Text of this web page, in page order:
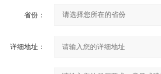
省份：
详细地址：